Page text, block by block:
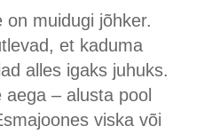
on muidugi jõhker.
et kaduma
alles igaks juhuks.
– alusta pool
viska või